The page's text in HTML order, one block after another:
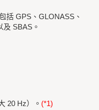
括 GPS、GLONASS、
SBAS。
20 Hz）。 (*1)